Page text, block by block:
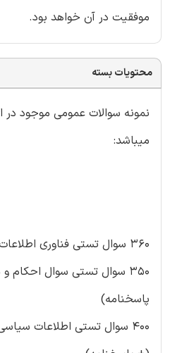
موفقیت در آن خواهد بود.
محتویات بسته
نمونه سوالات عمومی موجود در
میباشد:
۳۶۰ سوال تستی فناوری اطلاعات و کامپیوتر (+ پاسخنامه)
۳۵۰ سوال تستی سوال احکام
پاسخنامه)
۴۰۰ سوال تستی اطلاعات